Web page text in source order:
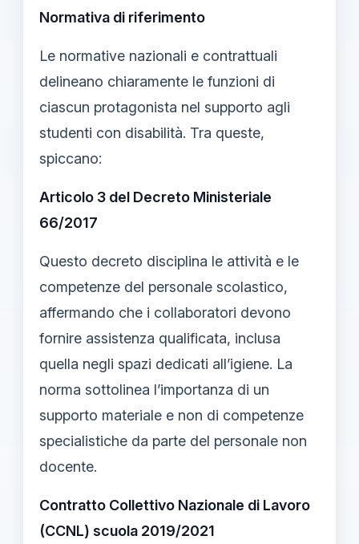
Normativa di riferimento
Le normative nazionali e contrattuali
delineano chiaramente le funzioni di
ciascun protagonista nel supporto agli
studenti con disabilità. Tra queste,
spiccano:
Articolo 3 del Decreto Ministeriale
66/2017
Questo decreto disciplina le attività e le
competenze del personale scolastico,
affermando che i collaboratori devono
fornire assistenza qualificata, inclusa
quella negli spazi dedicati all’igiene. La
norma sottolinea l’importanza di un
supporto materiale e non di competenze
specialistiche da parte del personale non
docente.
Contratto Collettivo Nazionale di Lavoro
(CCNL) scuola 2019/2021